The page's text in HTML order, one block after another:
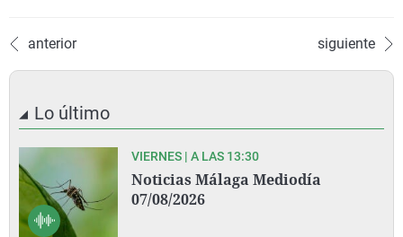
anterior siguiente
Lo último
VIERNES | A LAS 13:30
Noticias Málaga Mediodía
07/08/2026